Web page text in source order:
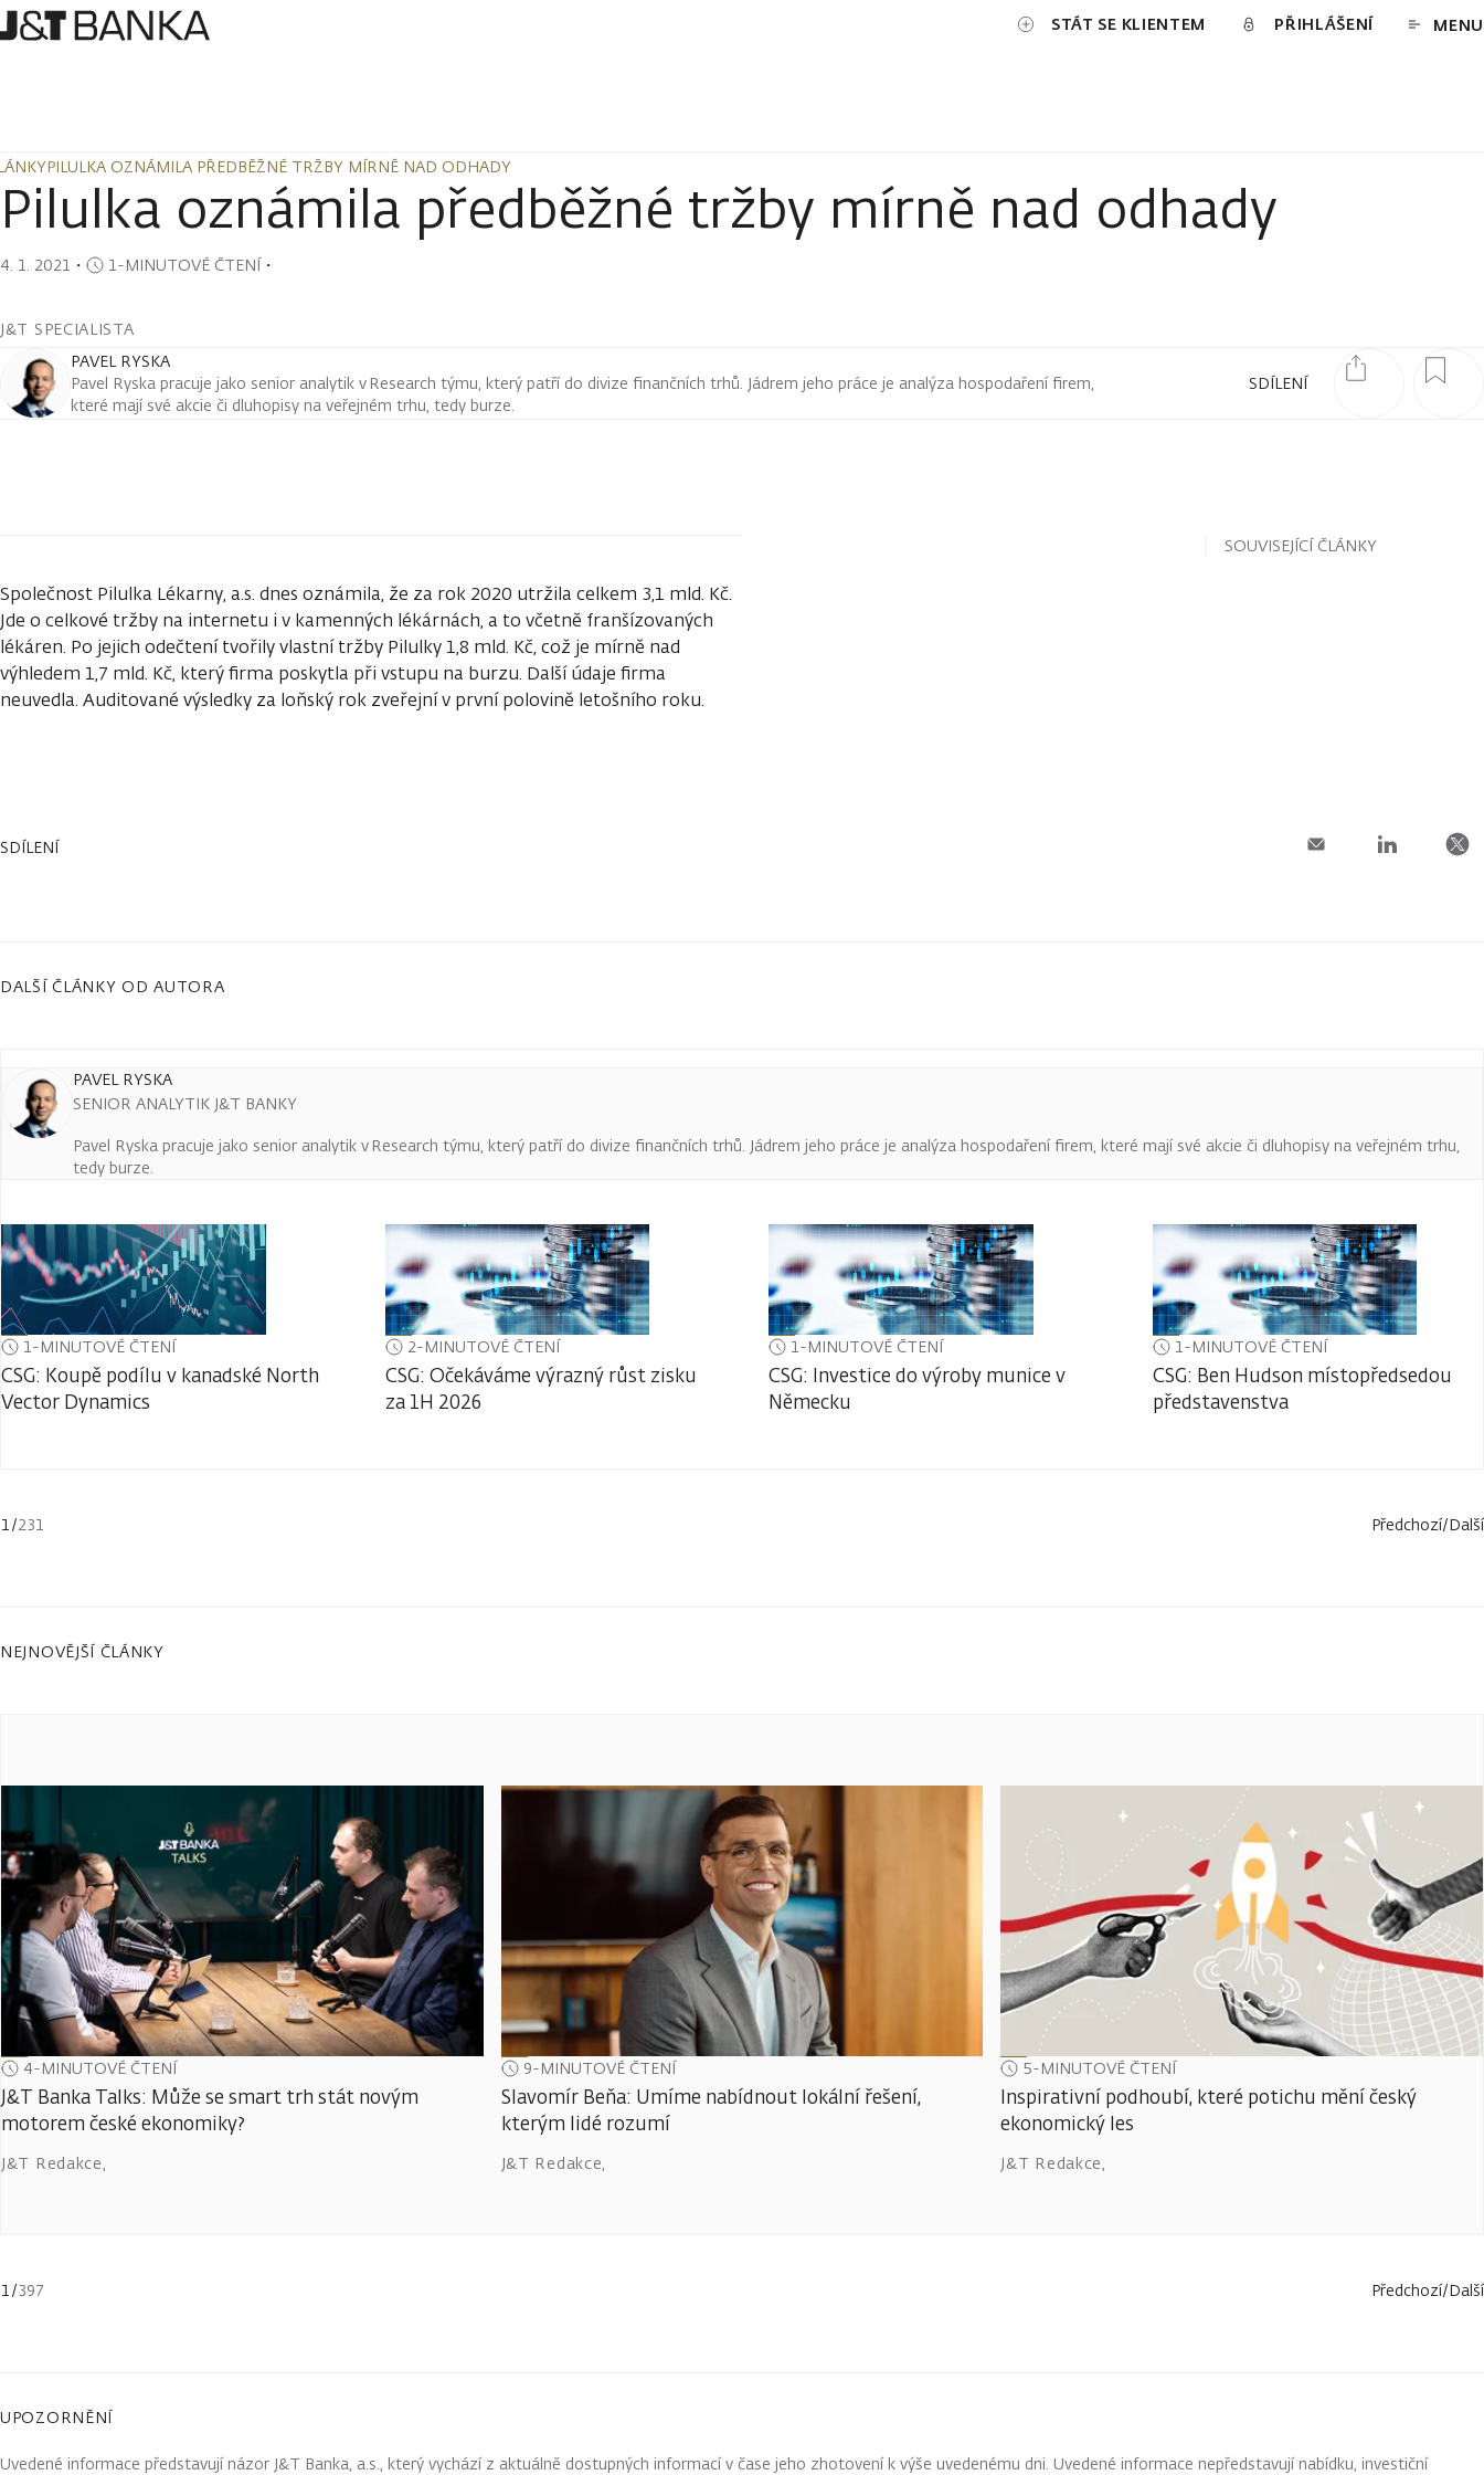
STÁT SE KLIENTEM PŘIHLÁŠENÍ MENU
PILULKA OZNÁMILA PŘEDBĚŽNÉ TRŽBY MÍRNĚ NAD ODHADY
PILULKA OZNÁMILA PŘEDBĚŽNÉ TRŽBY MÍRNĚ NAD ODHADY
Pilulka oznámila předběžné tržby mírně nad odhady
4. 1. 2021 ・ 1-MINUTOVÉ ČTENÍ・
J&T SPECIALISTA
SDÍLENÍ
PAVEL RYSKA
Pavel Ryska pracuje jako senior analytik v Research týmu, který patří do divize finančních trhů. Jádrem jeho práce je analýza hospodaření firem,
které mají své akcie či dluhopisy na veřejném trhu, tedy burze.
Společnost Pilulka Lékarny, a.s. dnes oznámila, že za rok 2020 utržila celkem 3,1 mld. Kč.
Jde o celkové tržby na internetu i v kamenných lékárnách, a to včetně franšízovaných
lékáren. Po jejich odečtení tvořily vlastní tržby Pilulky 1,8 mld. Kč, což je mírně nad
výhledem 1,7 mld. Kč, který firma poskytla při vstupu na burzu. Další údaje firma
neuvedla. Auditované výsledky za loňský rok zveřejní v první polovině letošního roku.
SOUVISEJÍCÍ ČLÁNKY
SDÍLENÍ
DALŠÍ ČLÁNKY OD AUTORA
PAVEL RYSKA
SENIOR ANALYTIK J&T BANKY
Pavel Ryska pracuje jako senior analytik v Research týmu, který patří do divize finančních trhů. Jádrem jeho práce je analýza hospodaření firem, které mají své akcie či dluhopisy na veřejném trhu,
tedy burze.
1-MINUTOVÉ ČTENÍ
CSG: Koupě podílu v kanadské North
Vector Dynamics
2-MINUTOVÉ ČTENÍ
CSG: Očekáváme výrazný růst zisku
za 1H 2026
1-MINUTOVÉ ČTENÍ
CSG: Investice do výroby munice v
Německu
1-MINUTOVÉ ČTENÍ
CSG: Ben Hudson místopředsedou
představenstva
1 /231 Předchozí/Další
NEJNOVĚJŠÍ ČLÁNKY
4-MINUTOVÉ ČTENÍ
J&T Banka Talks: Může se smart trh stát novým
motorem české ekonomiky?
J&T Redakce,
9-MINUTOVÉ ČTENÍ
Slavomír Beňa: Umíme nabídnout lokální řešení,
kterým lidé rozumí
J&T Redakce,
5-MINUTOVÉ ČTENÍ
Inspirativní podhoubí, které potichu mění český
ekonomický les
J&T Redakce,
1/397 Předchozí/Další
UPOZORNĚNÍ
Uvedené informace představují názor J&T Banka, a.s., který vychází z aktuálně dostupných informací v čase jeho zhotovení k výše uvedenému dni. Uvedené informace nepředstavují nabídku, investiční